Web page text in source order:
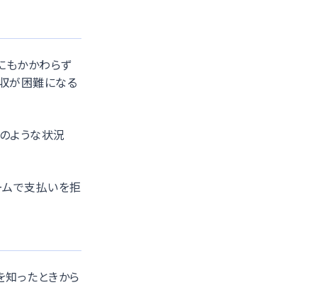
もかかわらず
が困難になる
ような状況
で支払いを拒
ったときから